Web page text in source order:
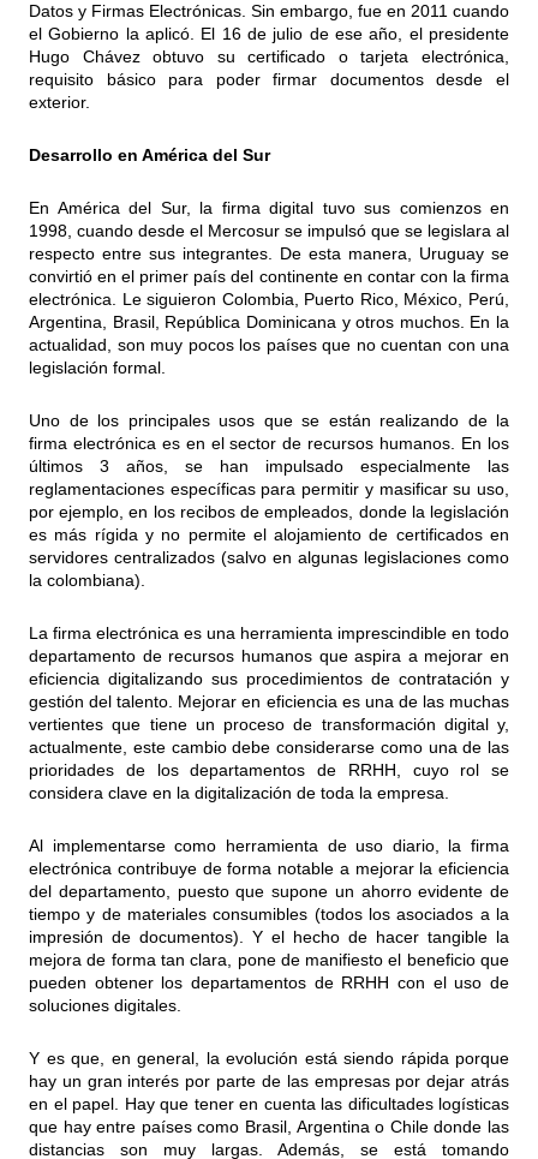
Datos y Firmas Electrónicas. Sin embargo, fue en 2011 cuando
el Gobierno la aplicó. El 16 de julio de ese año, el presidente
Hugo Chávez obtuvo su certificado o tarjeta electrónica,
requisito básico para poder firmar documentos desde el
exterior.
Desarrollo en América del Sur
En América del Sur, la firma digital tuvo sus comienzos en
1998, cuando desde el Mercosur se impulsó que se legislara al
respecto entre sus integrantes. De esta manera, Uruguay se
convirtió en el primer país del continente en contar con la firma
electrónica. Le siguieron Colombia, Puerto Rico, México, Perú,
Argentina, Brasil, República Dominicana y otros muchos. En la
actualidad, son muy pocos los países que no cuentan con una
legislación formal.
Uno de los principales usos que se están realizando de la
firma electrónica es en el sector de recursos humanos. En los
últimos 3 años, se han impulsado especialmente las
reglamentaciones específicas para permitir y masificar su uso,
por ejemplo, en los recibos de empleados, donde la legislación
es más rígida y no permite el alojamiento de certificados en
servidores centralizados (salvo en algunas legislaciones como
la colombiana).
La firma electrónica es una herramienta imprescindible en todo
departamento de recursos humanos que aspira a mejorar en
eficiencia digitalizando sus procedimientos de contratación y
gestión del talento. Mejorar en eficiencia es una de las muchas
vertientes que tiene un proceso de transformación digital y,
actualmente, este cambio debe considerarse como una de las
prioridades de los departamentos de RRHH, cuyo rol se
considera clave en la digitalización de toda la empresa.
Al implementarse como herramienta de uso diario, la firma
electrónica contribuye de forma notable a mejorar la eficiencia
del departamento, puesto que supone un ahorro evidente de
tiempo y de materiales consumibles (todos los asociados a la
impresión de documentos). Y el hecho de hacer tangible la
mejora de forma tan clara, pone de manifiesto el beneficio que
pueden obtener los departamentos de RRHH con el uso de
soluciones digitales.
Y es que, en general, la evolución está siendo rápida porque
hay un gran interés por parte de las empresas por dejar atrás
en el papel. Hay que tener en cuenta las dificultades logísticas
que hay entre países como Brasil, Argentina o Chile donde las
distancias son muy largas. Además, se está tomando